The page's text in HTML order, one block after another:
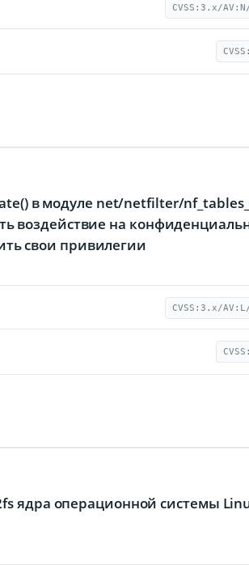
CVSS:3.x/
в модуле net/netfilter/
на
свои привилегии
CVSS:3.x/
ядра операционной системы